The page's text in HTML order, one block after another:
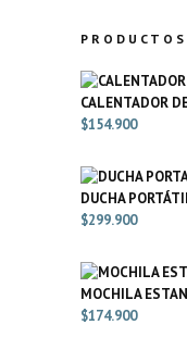
PRODUCTOS
CALENTADOR
$154.900
DUCHA
$299.900
MOCHILA
$174.900